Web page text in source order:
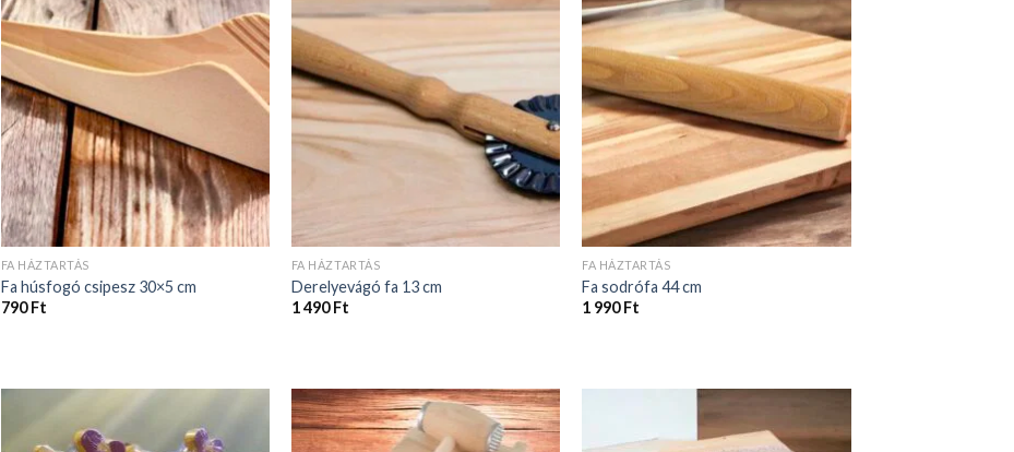
FA HÁZTARTÁS
Fa húsfogó csipesz 30×5 cm
790Ft
FA HÁZTARTÁS
Derelyevágó fa 13 cm
1 490Ft
FA HÁZTARTÁS
Fa sodrófa 44 cm
1 990Ft